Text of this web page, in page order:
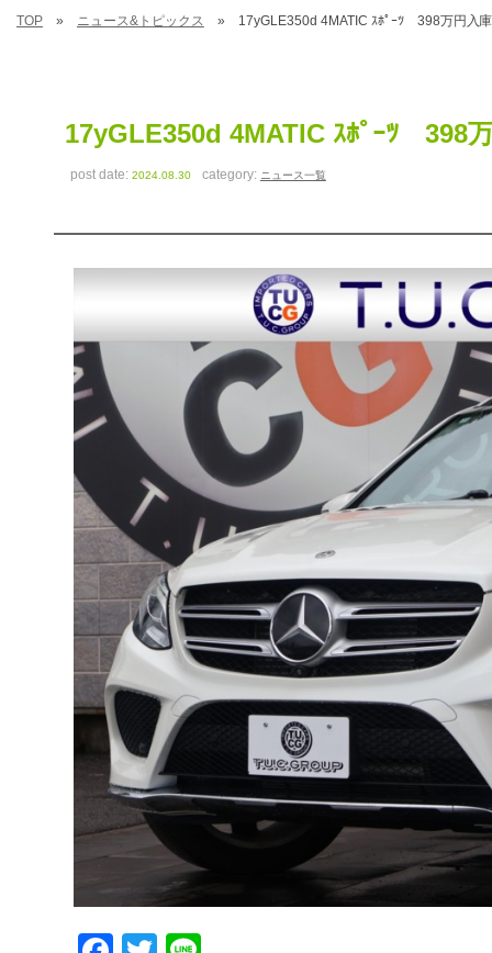
TOP ニュース&トピックス 17yGLE350d 4MATIC ｽﾎﾟｰﾂ 398万円入
17yGLE350d 4MATIC ｽﾎﾟｰﾂ 398
post date:2024.08.30 category: ニュース一覧